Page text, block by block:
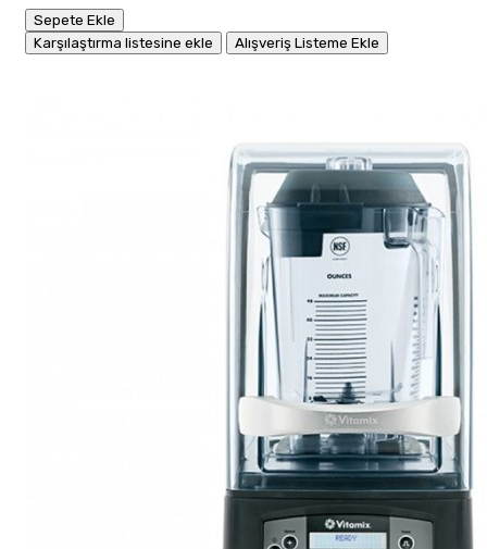
Sepete Ekle
Karşılaştırma listesine ekle
Alışveriş Listeme Ekle